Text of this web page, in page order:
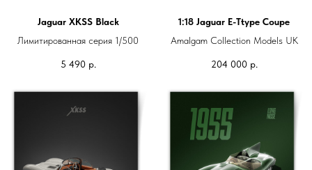
Jaguar XKSS Black
Лимитированная серия 1/500
5 490 р.
1:18 Jaguar E-Ttype Coupe
Amalgam Collection Models UK
204 000 р.